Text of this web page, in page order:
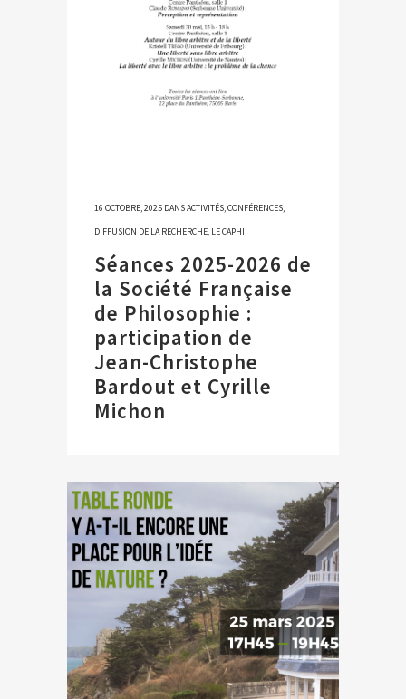
16 OCTOBRE, 2025 DANSACTIVITÉS,CONFÉRENCES,
DIFFUSION DE LA RECHERCHE, LE CAPHI
Séances 2025-2026 de
la Société Française
de Philosophie :
participation de
Jean-Christophe
Bardout et Cyrille
Michon